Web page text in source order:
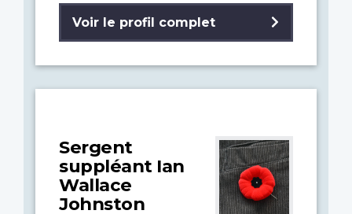
Voir le profil complet
Sergent
suppléant Ian
Wallace
Johnston